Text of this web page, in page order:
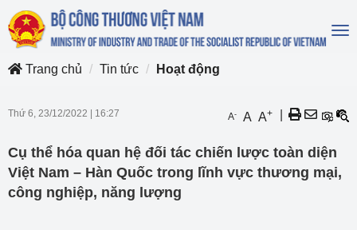
Trang chủ
Tin tức Hoạt động
Thứ 6, 23/12/2022 16:27 A- A A+
Cụ thể hóa quan hệ đối tác chiến lược toàn diện
Việt Nam – Hàn Quốc trong lĩnh vực thương mại,
công nghiệp, năng lượng